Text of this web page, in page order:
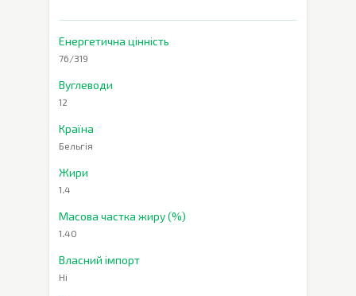
Енергетична цінність
76/319
Вуглеводи
12
Країна
Бельгія
Жири
1.4
Масова частка жиру (%)
1.40
Власний імпорт
Ні